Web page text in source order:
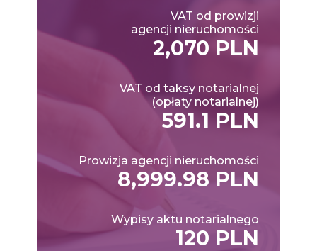
VAT od prowizji
agencji nieruchomości
2,070 PLN
VAT od taksy notarialnej
(opłaty notarialnej)
591.1 PLN
Prowizja agencji nieruchomości
8,999.98 PLN
Wypisy aktu notarialnego
120 PLN